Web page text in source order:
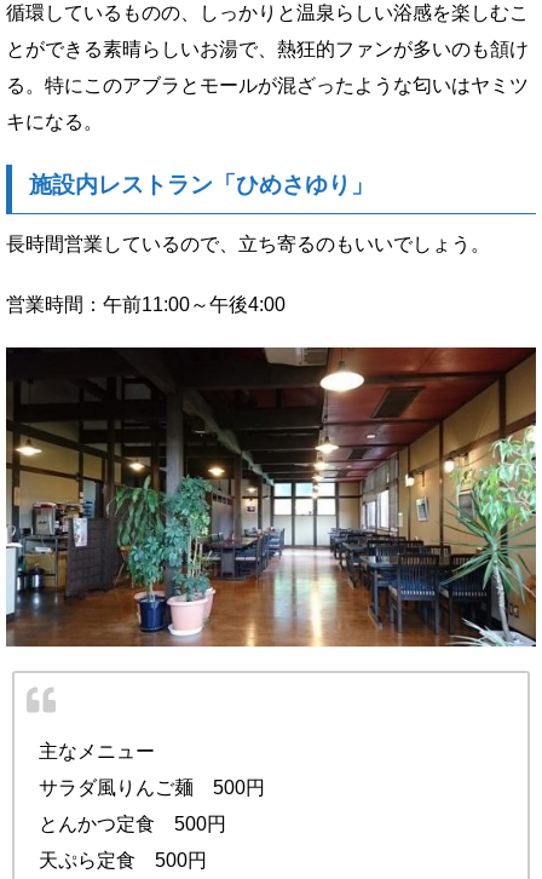
循環しているものの、しっかりと温泉らしい浴感を楽しむこ
とができる素晴らしいお湯で、熱狂的ファンが多いのも頷け
る。特にこのアブラとモールが混ざったような匂いはヤミツ
キになる。
施設内レストラン「ひめさゆり」
長時間営業しているので、立ち寄るのもいいでしょう。
営業時間：午前11:00～午後4:00
主なメニュー
サラダ風りんご麺 500円
とんかつ定食 500円
天ぷら定食 500円